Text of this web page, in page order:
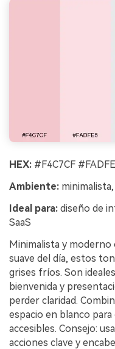
HEX: #F4C7CF
Ambiente:
Ideal para: diseño de
SaaS
Minimalista y moderno
suave del día, estos
grises fríos. Son
bienvenida y
perder claridad.
espacio en blanco
accesibles. Consejo:
acciones clave y